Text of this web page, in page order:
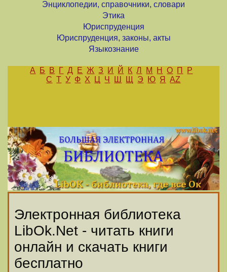
Энциклопедии, справочники, словари
Этика
Юриспруденция
Юриспруденция, законы, акты
Языкознание
А Б В Г Д Е Ж З И Й К Л М Н О П
Р
С Т У Ф Х Ц Ч Ш Щ Э Ю Я AZ
Электронная библиотека
LibOk.Net - читать книги
онлайн и скачать книги
бесплатно